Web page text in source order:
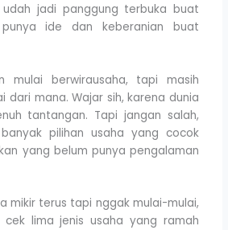
jadi panggung terbuka buat
ide dan keberanian buat
mulai berwirausaha, tapi masih
dari mana. Wajar sih, karena dunia
tantangan. Tapi jangan salah,
pilihan usaha yang cocok
yang belum punya pengalaman
mikir terus tapi nggak mulai-mulai,
cek lima jenis usaha yang ramah